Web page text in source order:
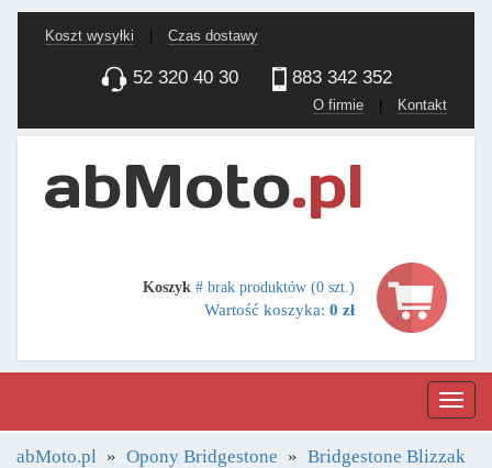
Koszt wysyłki Czas dostawy
52 320 40 30 883 342 352
O firmie | Kontakt
Koszyk # brak produktów (0 szt.)
Wartość koszyka: 0 zł
abMoto.pl Opony Bridgestone
Bridgestone Blizzak